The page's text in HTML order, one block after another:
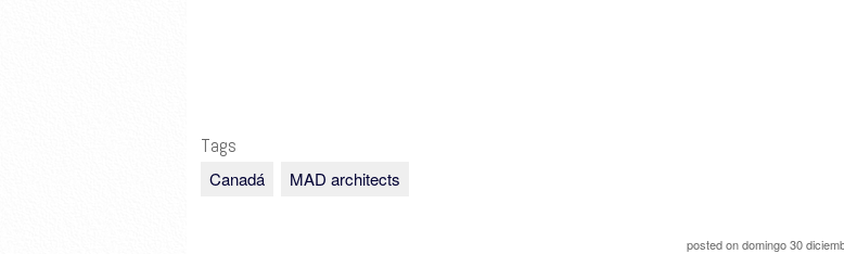
Tags
Canadá MAD architects
posted ondomingo 30